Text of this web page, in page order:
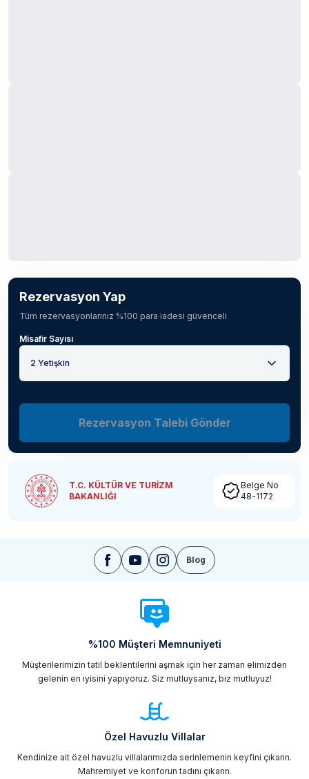
Rezervasyon Yap
Tüm rezervasyonlarınız %100 para iadesi güvenceli
Misafir Sayısı
2 Yetişkin
Rezervasyon Talebi Gönder
T.C. KÜLTÜR VE TURİZM
BAKANLIĞI
Belge No
48-1172
Blog
%100 Müşteri Memnuniyeti
Müşterilerimizin tatil beklentilerini aşmak için her zaman elimizden
gelenin en iyisini yapıyoruz. Siz mutluysanız, biz mutluyuz!
Özel Havuzlu Villalar
Kendinize ait özel havuzlu villalarımızda serinlemenin keyfini çıkarın.
Mahremiyet ve konforun tadını çıkarın.